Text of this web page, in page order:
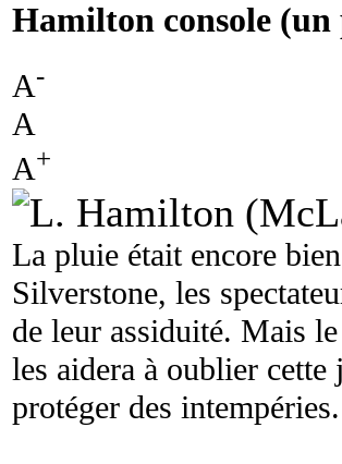
Hamilton console (un
A-
A
A+
La pluie était encore
Silverstone, les
de leur assiduité. Mais
les aidera à oublier cette
protéger des intempéries.